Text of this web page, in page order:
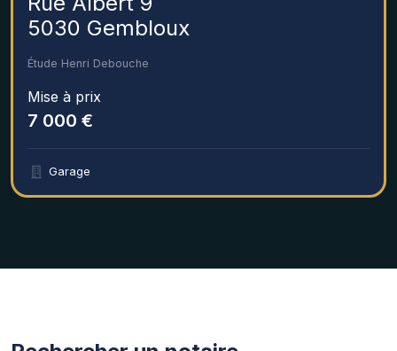
5030 Gembloux
Étude Henri Debouche
Mise à prix
7 000 €
Garage